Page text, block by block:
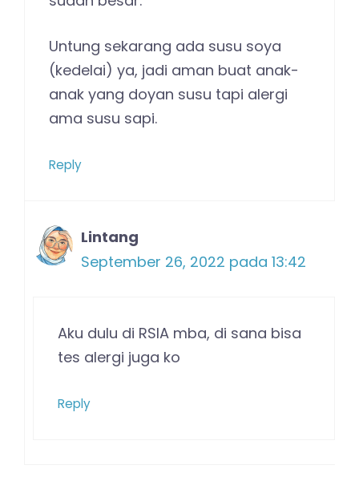
Untung sekarang ada susu soya
(kedelai) ya, jadi aman buat anak-
anak yang doyan susu tapi alergi
ama susu sapi.
Reply
Lintang
September 26, 2022 pada 13:42
Aku dulu di RSIA mba, di sana bisa
tes alergi juga ko
Reply